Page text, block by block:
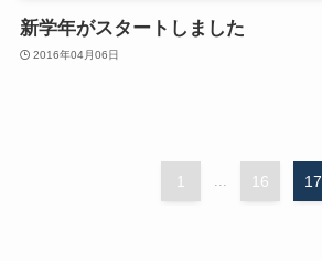
新学年がスタートしました
2016年04月06日
1 16 17